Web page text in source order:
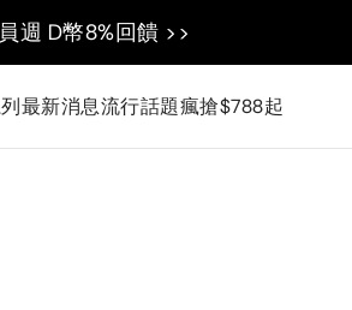
週 D幣8%回饋 >>
最新消息流行話題瘋搶$788起